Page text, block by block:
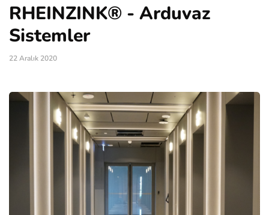
RHEINZINK® - Arduvaz
Sistemler
22 Aralık 2020